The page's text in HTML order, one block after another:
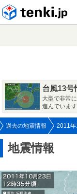
台風13号
大型で非常
進んでいます
過去の地震情報 2011年
地震情報